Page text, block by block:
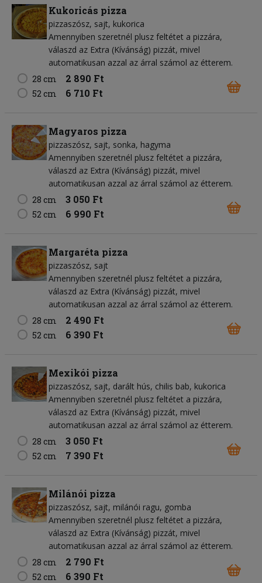
Kukoricás pizza
pizzaszósz sajt kukorica
Amennyiben szeretnél plusz feltétet a pizzára,
válaszd az Extra (Kívánság) pizzát, mivel
automatikusan azzal az árral számol az étterem.
28 cm
2 890 Ft
52 cm 6 710 Ft
Magyaros pizza
pizzaszósz sajt sonka hagyma
Amennyiben szeretnél plusz feltétet a pizzára,
válaszd az Extra (Kívánság) pizzát, mivel
automatikusan azzal az árral számol az étterem.
28 cm
3 050 Ft
52 cm 6 990 Ft
Margaréta pizza
pizzaszósz sajt
Amennyiben szeretnél plusz feltétet a pizzára,
válaszd az Extra (Kívánság) pizzát, mivel
automatikusan azzal az árral számol az étterem.
28 cm
2 490 Ft
52 cm 6 390 Ft
Mexikói pizza
pizzaszósz sajt darált hús chilis bab kukorica
Amennyiben szeretnél plusz feltétet a pizzára,
válaszd az Extra (Kívánság) pizzát, mivel
automatikusan azzal az árral számol az étterem.
28 cm
3 050 Ft
52 cm 7 390 Ft
Milánói pizza
pizzaszósz sajt milánói ragu gomba
Amennyiben szeretnél plusz feltétet a pizzára,
válaszd az Extra (Kívánság) pizzát, mivel
automatikusan azzal az árral számol az étterem.
28 cm
2 790 Ft
52 cm 6 390 Ft